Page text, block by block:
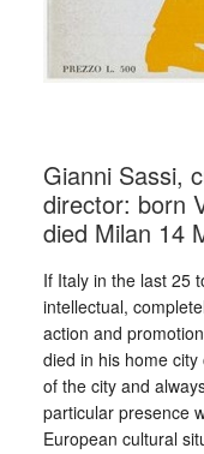
Gianni Sassi,
director: born
died Milan 14
If Italy in the last 25
intellectual,
action and
died in his home
of the city and
particular presence
European cultural